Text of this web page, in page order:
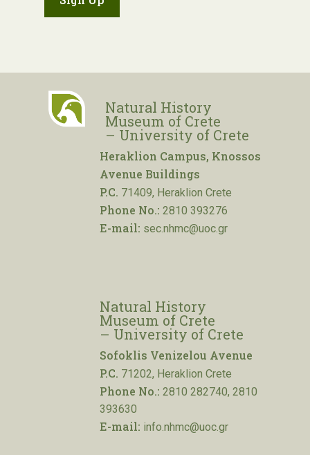
Natural History
Museum of Crete
– University of Crete
Heraklion Campus, Knossos
Avenue Buildings
P.C. 71409, Heraklion Crete
Phone No.: 2810 393276
E-mail: sec.nhmc@uoc.gr
Natural History
Museum of Crete
– University of Crete
Sofoklis Venizelou Avenue
P.C. 71202, Heraklion Crete
Phone No.: 2810 282740, 2810
393630
E-mail: info.nhmc@uoc.gr